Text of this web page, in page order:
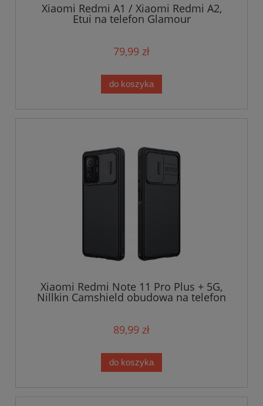
Xiaomi Redmi A1 / Xiaomi Redmi A2,
Etui na telefon Glamour
79,99 zł
do koszyka
Xiaomi Redmi Note 11 Pro Plus + 5G,
Nillkin Camshield obudowa na telefon
89,99 zł
do koszyka